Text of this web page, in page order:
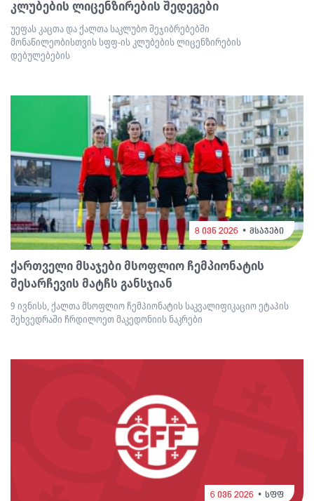
კლუბების ლიცენზირების შედეგები
უეფას კაცთა და ქალთა საკლუბო შეჯიბრებებში
მონაწილეობისთვის სფფ-ის კლუბების ლიცენზირების
დებულებების
8 ივნ 2026 მსაჯები
ქართველი მსაჯები მსოფლიო ჩემპიონატის
შესარჩევის მატჩს განსჯიან
9 ივნისს, ქალთა მსოფლიო ჩემპიონატის საკვალიფიკაციო ეტაპის
შეხვედრაში ჩრდილოეთ მაკედონიის ნაკრები
6 ივნ 2026 სფფ